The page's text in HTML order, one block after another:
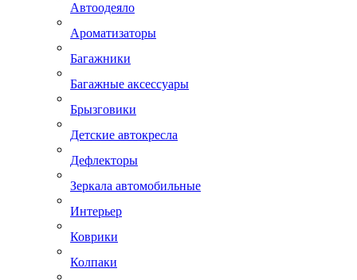
Автоодеяло
Ароматизаторы
Багажники
Багажные аксессуары
Брызговики
Детские автокресла
Дефлекторы
Зеркала автомобильные
Интерьер
Коврики
Колпаки